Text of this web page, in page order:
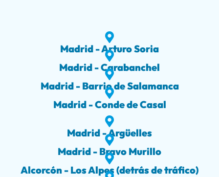
Madrid - Arturo Soria
Madrid - Carabanchel
Madrid - Barrio de Salamanca
Madrid - Conde de Casal
Madrid - Argüelles
Madrid - Bravo Murillo
Alcorcón - Los Alpes (detrás de tráfico)